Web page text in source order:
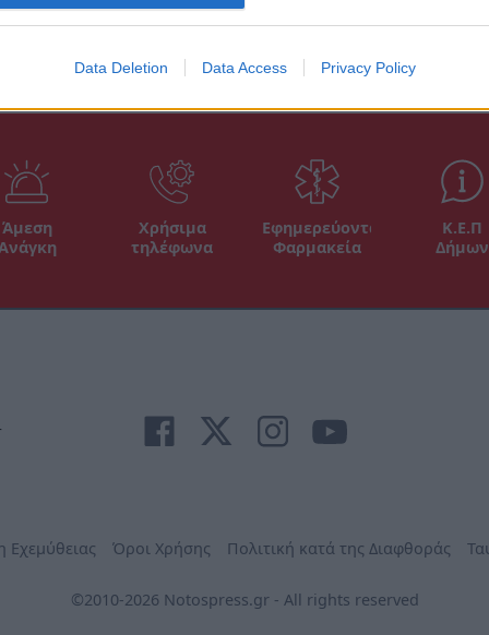
Data Deletion Data Access Privacy Policy
τις παραπάνω διακοπές.
Άμεση
Χρήσιμα
τηλέφωνα
Εφημερεύοντα
Φαρμακεία
Κ.Ε.Π
Δήμων
Εχεμύθειας Όροι Χρήσης Πολιτική κατά της Διαφθοράς
©2010-2026 Notospress.gr - All rights reserved